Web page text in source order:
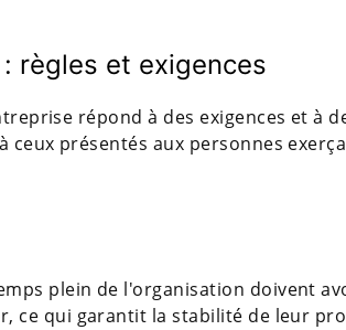
règles et exigences
répond à des exigences et à
présentés aux personnes
plein de l'organisation doivent
ce qui garantit la stabilité de leur